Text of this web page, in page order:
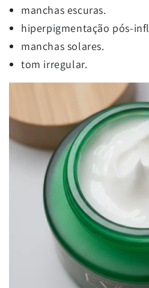
manchas escuras.
hiperpigmentação pós-
manchas solares.
tom irregular.